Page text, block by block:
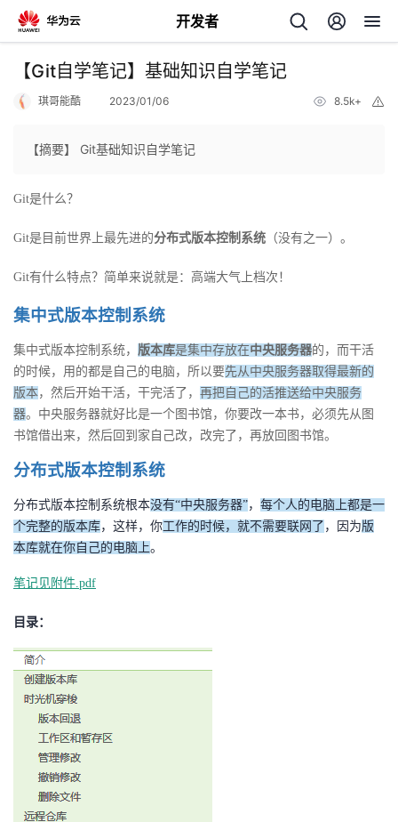
开发者
返
页
开
发
者
我
的
博
我
的
我
子
直
的
动
我
关
注
开
的
我
【Git自学笔记】基础知识自学笔记
琪哥能酷 2023/01/06 8.5k+
【摘要】 Git基础知识自学笔记
Git是什么？
Git是目前世界上最先进的分布式版本控制系统 （没有之一）。
Git有什么特点？简单来说就是：高端大气上档次！
集中式版本控制系统
集中式版本控制系统， 版本库是集中存放在中央服务器的，而干活
的时候，用的都是自己的电脑，所以要先从中央服务器取得最新的
版本，然后开始干活，干完活了， 再把自己的活推送给中央服务
器。中央服务器就好比是一个图书馆，你要改一本书，必须先从图
书馆借出来，然后回到家自己改，改完了，再放回图书馆。
分布式版本控制系统
分布式版本控制系统根本没有“中央服务器”， 每个人的电脑上都是一
个完整的版本库，这样，你工作的时候，就不需要联网了 ，因为版
本库就在你自己的电脑上。
笔记见附件.pdf
目录：